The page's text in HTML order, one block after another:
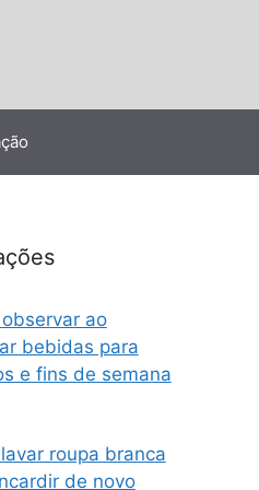
ao
bebidas para
e fins de semana
roupa branca
de novo